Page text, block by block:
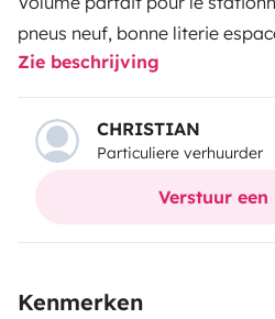
pneus neuf, bonne literie
Zie beschrijving
CHRISTIAN
Particuliere verhuurder
Verstuur
Kenmerken